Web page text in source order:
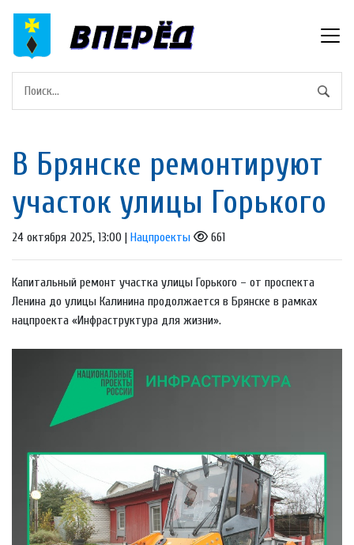
В Брянске ремонтируют
участок улицы Горького
24 октября 2025, 13:00 | Нацпроекты 661
Капитальный ремонт участка улицы Горького – от проспекта
Ленина до улицы Калинина продолжается в Брянске в рамках
нацпроекта «Инфраструктура для жизни».